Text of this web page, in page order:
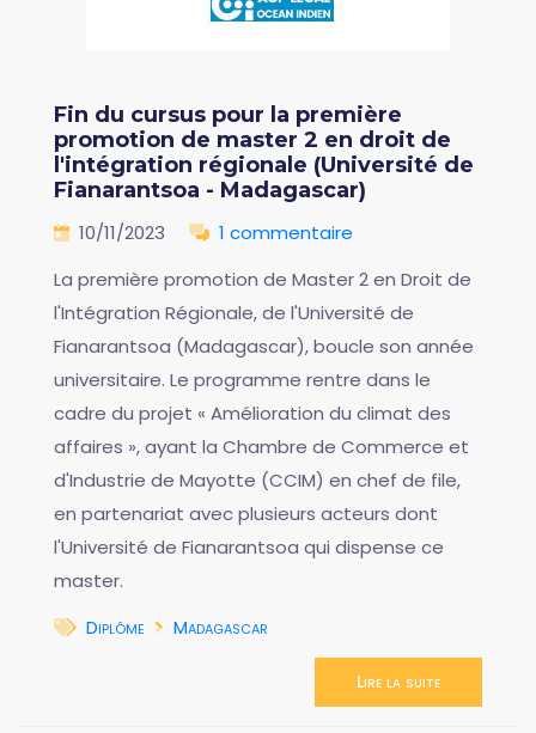
Fin du cursus pour la première
promotion de master 2 en droit de
l'intégration régionale (Université de
Fianarantsoa - Madagascar)
10/11/2023
1 commentaire
La première promotion de Master 2 en Droit de
l'Intégration Régionale, de l'Université de
Fianarantsoa (Madagascar), boucle son année
universitaire. Le programme rentre dans le
cadre du projet « Amélioration du climat des
affaires », ayant la Chambre de Commerce et
d'Industrie de Mayotte (CCIM) en chef de file,
en partenariat avec plusieurs acteurs dont
l'Université de Fianarantsoa qui dispense ce
master.
Diplôme
Madagascar
Lire la suite